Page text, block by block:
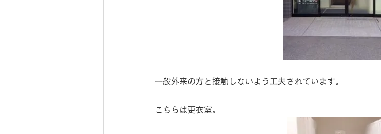
一般外来の方と接触しないよう工夫されています。
こちらは更衣室。